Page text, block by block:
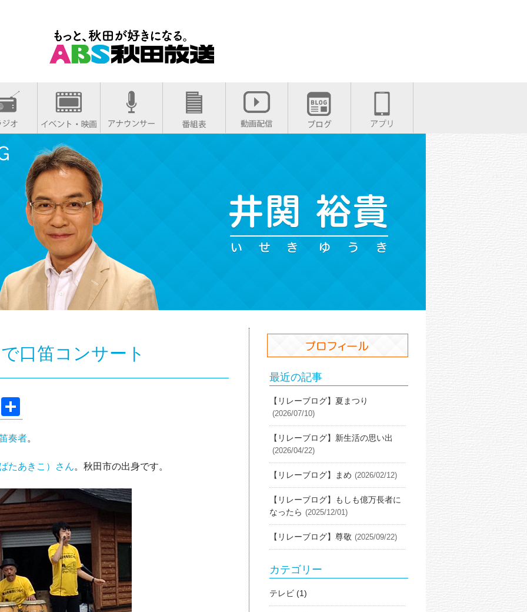
口笛コンサート
有
奏者。
たあきこ）さん。秋田市の出身です。
最近の記事
【リレーブログ】夏まつり
(2026/07/10)
【リレーブログ】新生活の思い出
(2026/04/22)
【リレーブログ】まめ (2026/02/12)
【リレーブログ】もしも億万長者に
なったら (2025/12/01)
【リレーブログ】尊敬 (2025/09/22)
カテゴリー
テレビ (1)